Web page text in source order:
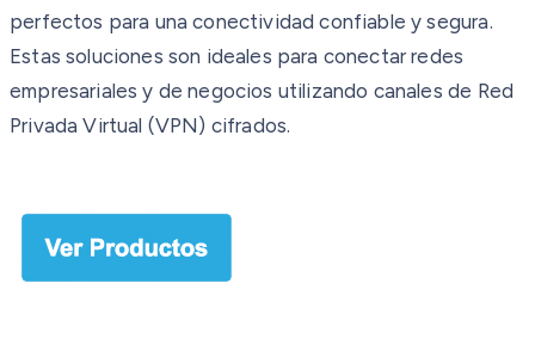
perfectos para una conectividad confiable y segura.
Estas soluciones son ideales para conectar redes
empresariales y de negocios utilizando canales de Red
Privada Virtual (VPN) cifrados.